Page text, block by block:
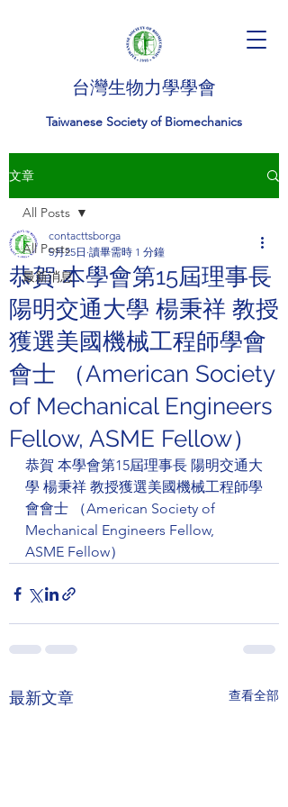
台灣生物力學學會
Taiwanese Society of Biomechanics
文章
All Posts
最新消息
All Posts
恭賀 本學會第15屆理事長
陽明交通大學 楊秉祥 教授
獲選美國機械工程師學會
會士 （American Society
of Mechanical Engineers
Fellow, ASME Fellow）
contacttsborga
5月25日 讀畢需時 1 分鐘
恭賀 本學會第15屆理事長 陽明交通大
學 楊秉祥 教授獲選美國機械工程師學
會會士 （American Society of
Mechanical Engineers Fellow,
ASME Fellow）
最新文章 查看全部